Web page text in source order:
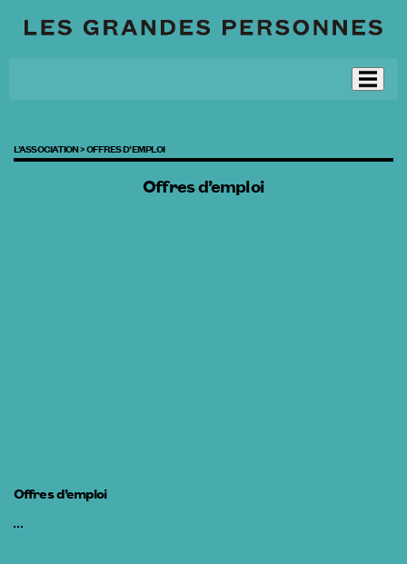
L’ASSOCIATION >OFFRES D’EMPLOI
Offres d’emploi
Offres d’emploi